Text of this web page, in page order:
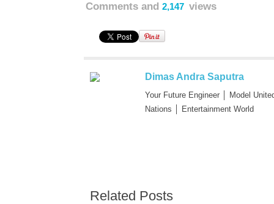
Comments and 2,147 views
Dimas Andra Saputra
Your Future Engineer │ Model
Nations │ Entertainment World
Related Posts